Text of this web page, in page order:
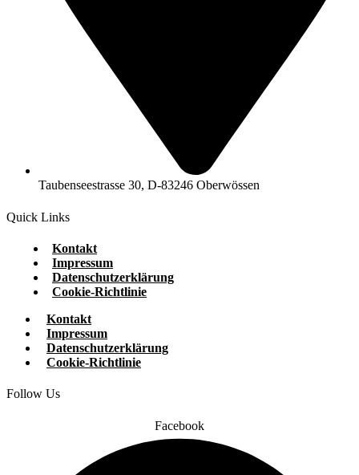
Taubenseestrasse 30, D-83246 Oberwössen
Quick Links
Kontakt
Impressum
Datenschutzerklärung
Cookie-Richtlinie
Kontakt
Impressum
Datenschutzerklärung
Cookie-Richtlinie
Follow Us
Facebook